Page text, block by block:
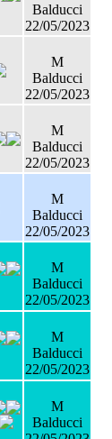
Balducci
22/05/2023
M
Balducci
22/05/2023
M
Balducci
22/05/2023
M
Balducci
22/05/2023
M
Balducci
22/05/2023
M
Balducci
22/05/2023
M
Balducci